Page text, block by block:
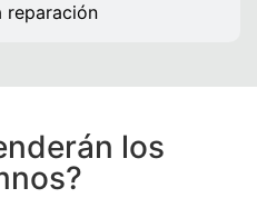
reparación
los